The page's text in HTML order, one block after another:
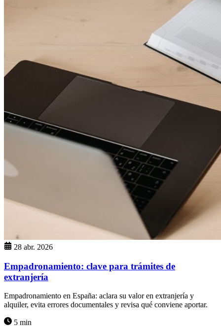
28 abr. 2026
Empadronamiento: clave para trámites de
extranjería
Empadronamiento en España: aclara su valor en extranjería y
alquiler, evita errores documentales y revisa qué conviene aportar.
5 min